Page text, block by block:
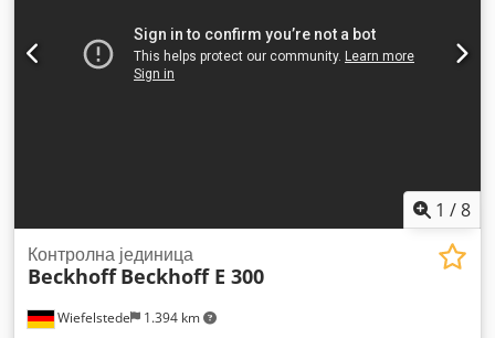
1 /8
Wiefelstede 1.394 km
Контролна јединица
Beckhoff Beckhoff E 300